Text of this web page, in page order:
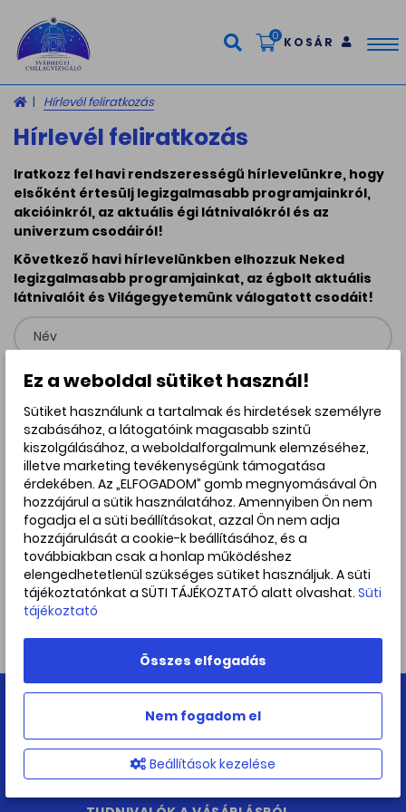
0 KOSÁR
Hírlevél feliratkozás
Hírlevél feliratkozás
Iratkozz fel havi rendszerességű hírlevelünkre, hogy
elsőként értesülj legizgalmasabb programjainkról,
akcióinkról, az aktuális égi látnivalókról és az
univerzum csodáiról!
Következő havi hírlevelünkben elhozzuk Neked
legizgalmasabb programjainkat, az égbolt aktuális
látnivalóit és Világegyetemünk válogatott csodáit!
Elfogadom azAdatkezelési tájékoztatót.*
Hírlevél feliratkozás
Ez a weboldal sütiket használ!
Sütiket használunk a tartalmak és hirdetések személyre
szabásához, a látogatóink magasabb szintű
kiszolgálásához, a weboldalforgalmunk elemzéséhez,
illetve marketing tevékenységünk támogatása
érdekében. Az „ELFOGADOM” gomb megnyomásával Ön
hozzájárul a sütik használatához. Amennyiben Ön nem
fogadja el a süti beállításokat, azzal Ön nem adja
hozzájárulását a cookie-k beállításához, és a
továbbiakban csak a honlap működéshez
elengedhetetlenül szükséges sütiket használjuk. A süti
tájékoztatónkat a SÜTI TÁJÉKOZTATÓ alatt olvashat. Süti
tájékoztató
Összes elfogadás
Nem fogadom el
Beállítások kezelése